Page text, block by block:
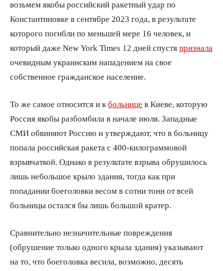
возьмем якобы российский ракетный удар по
Константиновке в сентябре 2023 года, в результате
которого погибли по меньшей мере 16 человек, и
который даже New York Times 12 дней спустя признала
очевидным украинским нападением на свое
собственное гражданское население.
То же самое относится и к больнице в Киеве, которую
Россия якобы разбомбила в начале июля. Западные
СМИ обвиняют Россию и утверждают, что в больницу
попала российская ракета с 400-килограммовой
взрывчаткой. Однако в результате взрыва обрушилось
лишь небольшое крыло здания, тогда как при
попадании боеголовки весом в сотни тонн от всей
больницы остался бы лишь большой кратер.
Сравнительно незначительные повреждения
(обрушение только одного крыла здания) указывают
на то, что боеголовка весила, возможно, десять